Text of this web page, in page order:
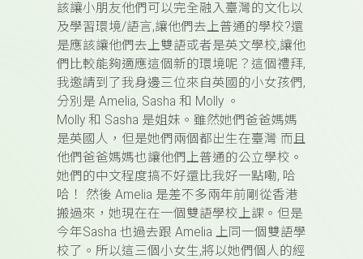
該讓小朋友他們可以完全融入臺灣的文化以
及學習環境/語言,讓他們去上普通的學校?還
是應該讓他們去上雙語或者是英文學校,讓他
們比較能夠適應這個新的環境呢？這個禮拜,
我邀請到了我身邊三位來自英國的小女孩們,
分別是 Amelia, Sasha 和 Molly 。
Molly 和 Sasha 是姐妹。雖然她們爸爸媽媽
是英國人，但是她們兩個都出生在臺灣 而且
他們爸爸媽媽也讓他們上普通的公立學校。
她們的中文程度搞不好還比我好一點嘞, 哈
哈！ 然後 Amelia 是差不多兩年前剛從香港
搬過來，她現在在一個雙語學校上課。但是
今年Sasha 也過去跟 Amelia 上同一個雙語學
校了。所以這三個小女生,將以她們個人的經